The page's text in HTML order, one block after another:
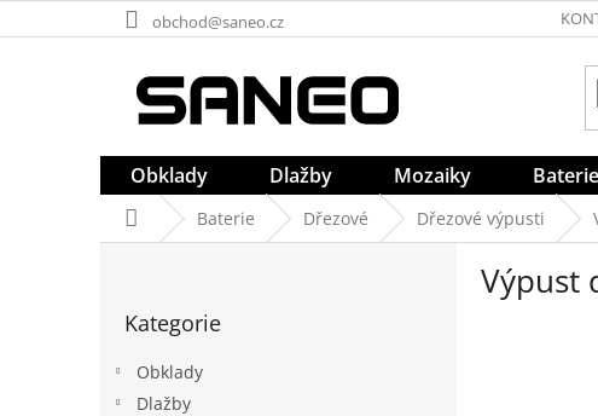
na
obchod@saneo.cz
Obklady Dlažby Mozaiky Baterie
Domů Baterie Dřezové Dřezové výpusti
kategorie
Kategorie
Obklady
Dlažby
Výpust